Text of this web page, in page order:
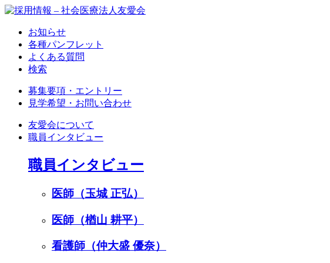
お知らせ
各種パンフレット
よくある質問
検索
募集要項・エントリー
見学希望・お問い合わせ
友愛会について
職員インタビュー
職員インタビュー
医師（玉城 正弘）
医師（楢山 耕平）
看護師（仲大盛 優奈）